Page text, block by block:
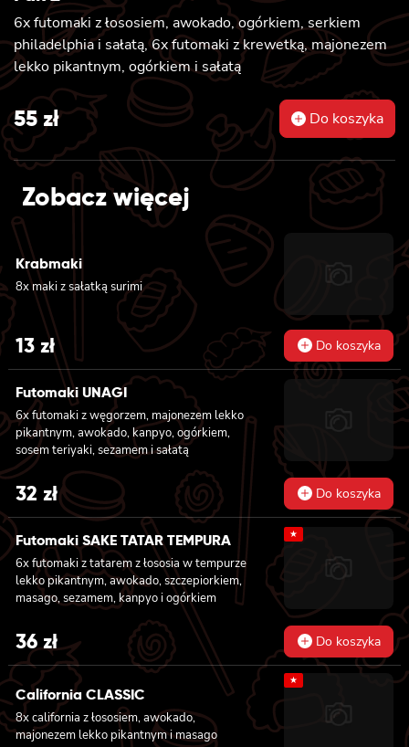
6x futomaki z łososiem, awokado, ogórkiem, serkiem
philadelphia i sałatą, 6x futomaki z krewetką, majonezem
lekko pikantnym, ogórkiem i sałatą
55 zł Do koszyka
Zobacz więcej
Krabmaki
8x maki z sałatką surimi
13 zł Do koszyka
Futomaki UNAGI
6x futomaki z węgorzem, majonezem lekko
pikantnym, awokado, kanpyo, ogórkiem,
sosem teriyaki, sezamem i sałatą
32 zł Do koszyka
Futomaki SAKE TATAR TEMPURA
6x futomaki z tatarem z łososia w tempurze
lekko pikantnym, awokado, szczepiorkiem,
masago, sezamem, kanpyo i ogórkiem
★
36zł Do koszyka
California CLASSIC
8x california z łososiem, awokado,
majonezem lekko pikantnym i masago
★